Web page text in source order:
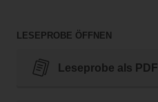
LESEPROBE ÖFFNEN
Leseprobe als PDF